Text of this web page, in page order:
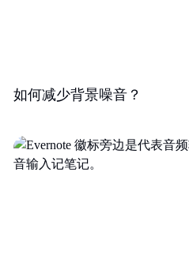
如何减少背景噪音？